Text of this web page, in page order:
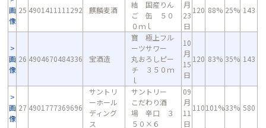
画
像
25 4901411111292 麒麟麦酒
結 国産りん
ご 缶 ５０
０ｍｌ
月
23
日
120 88% 25% 143
画
像
26 4904670484336 宝酒造
寶 極上フル
ーツサワー
丸おろしピー
チ ３５０ｍ
ｌ
10
月
15
日
120 83% 35% 143
画
像
27 4901777369696
サントリ
ーホール
ディング
ス
サントリー
こだわり酒
場 辛口 ３
５０×６
09
月
11
日
110101%33% 580